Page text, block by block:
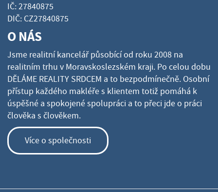
IČ: 27840875
DIČ: CZ27840875
O NÁS
Jsme realitní kancelář působící od roku 2008 na
realitním trhu v Moravskoslezském kraji. Po celou dobu
DĚLÁME REALITY SRDCEM a to bezpodmínečně. Osobní
přístup každého makléře s klientem totiž pomáhá k
úspěšné a spokojené spolupráci a to přeci jde o práci
člověka s člověkem.
Více o společnosti